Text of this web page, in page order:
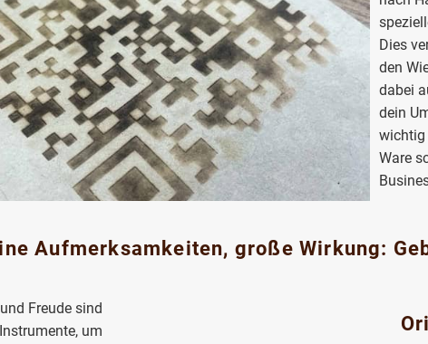
Dies
den
dabei
dein
wichtig
Ware
Aufmerksamkeiten, große Wirkung:
Freude sind
um